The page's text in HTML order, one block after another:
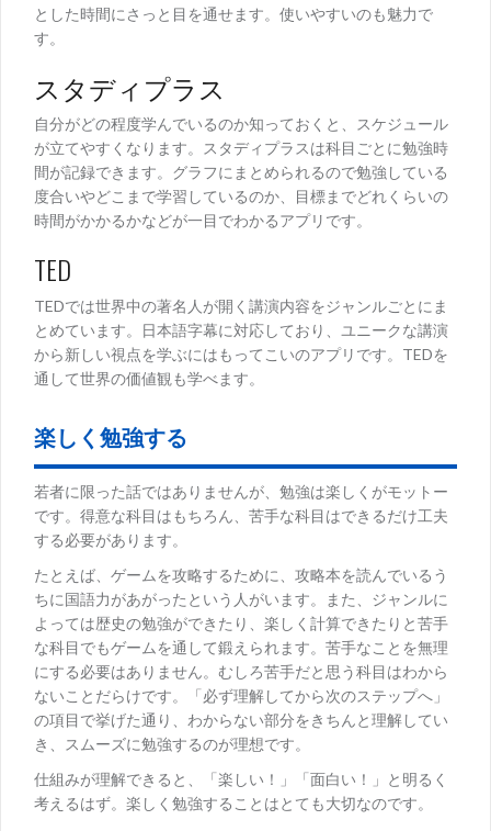
とした時間にさっと目を通せます。使いやすいのも魅力で
す。
スタディプラス
自分がどの程度学んでいるのか知っておくと、スケジュール
が立てやすくなります。スタディプラスは科目ごとに勉強時
間が記録できます。グラフにまとめられるので勉強している
度合いやどこまで学習しているのか、目標までどれくらいの
時間がかかるかなどが一目でわかるアプリです。
TED
TEDでは世界中の著名人が開く講演内容をジャンルごとにま
とめています。日本語字幕に対応しており、ユニークな講演
から新しい視点を学ぶにはもってこいのアプリです。TEDを
通して世界の価値観も学べます。
楽しく勉強する
若者に限った話ではありませんが、勉強は楽しくがモットー
です。得意な科目はもちろん、苦手な科目はできるだけ工夫
する必要があります。
たとえば、ゲームを攻略するために、攻略本を読んでいるう
ちに国語力があがったという人がいます。また、ジャンルに
よっては歴史の勉強ができたり、楽しく計算できたりと苦手
な科目でもゲームを通して鍛えられます。苦手なことを無理
にする必要はありません。むしろ苦手だと思う科目はわから
ないことだらけです。「必ず理解してから次のステップへ」
の項目で挙げた通り、わからない部分をきちんと理解してい
き、スムーズに勉強するのが理想です。
仕組みが理解できると、「楽しい！」「面白い！」と明るく
考えるはず。楽しく勉強することはとても大切なのです。